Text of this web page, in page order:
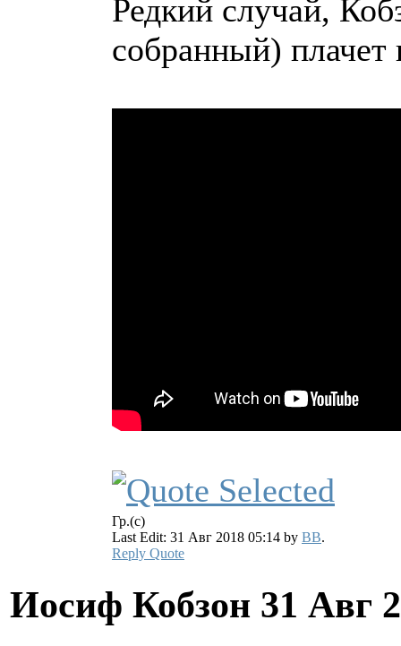
Редкий случай,
собранный) плачет
Гр.(с)
Last Edit: 31 Авг 2018 05:14 by BB.
Reply Quote
Иосиф Кобзон 31 Авг